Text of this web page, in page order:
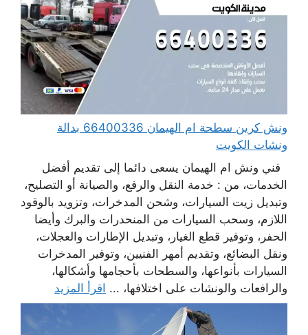
ونش كرين سطحة ام الهيمان 66400336 بدالة
ونشات الكويت
فني ونش ام الهيمان يسعى دائما إلى تقديم أفضل
الخدمات، من : خدمة النقل والرفع، والصيانة أو التصليح،
وتبديل زيت السيارات، وشحن المدخرات، وتزويد بالوقود
اللازم، وسحب السيارات من المنحدرات والبرك وأيضا
الحفر، وتوفير قطع الغيار، وتبديل الإطارات والعجلات،
ونقل البضائع، وتقديم أمهر الفنيين، وتوفير المدخرات
السيارات بأنواعها، والسطحات بأحجامها وأشكالها،
والرافعات والونشات على اختلافها، ... اقرأ المزيد